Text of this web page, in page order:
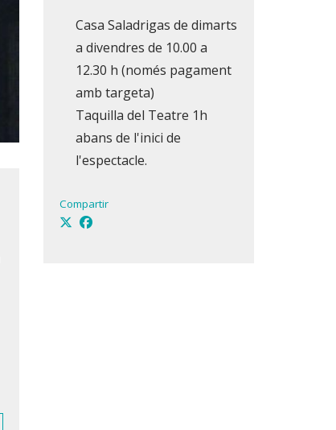
Casa Saladrigas de dimarts
a divendres de 10.00 a
12.30 h (només pagament
amb targeta)
Taquilla del Teatre 1h
abans de l'inici de
l'espectacle.
Compartir